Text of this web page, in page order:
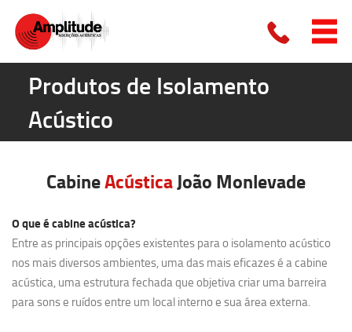
Produtos de Isolamento
Acústico
CabineAcústicaJoão Monlevade
O que é cabine acústica?
Entre as principais opções existentes para o isolamento acústico
nos mais diversos ambientes, uma das mais eficazes é a cabine
acústica, uma estrutura fechada que objetiva criar uma barreira
para sons e ruídos entre um local interno e sua área externa.